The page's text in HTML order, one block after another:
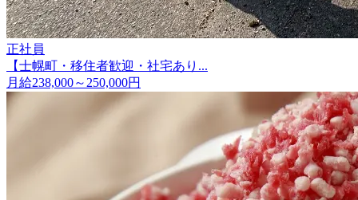
正社員
【士幌町・移住者歓迎・社宅あり...
月給238,000～250,000円